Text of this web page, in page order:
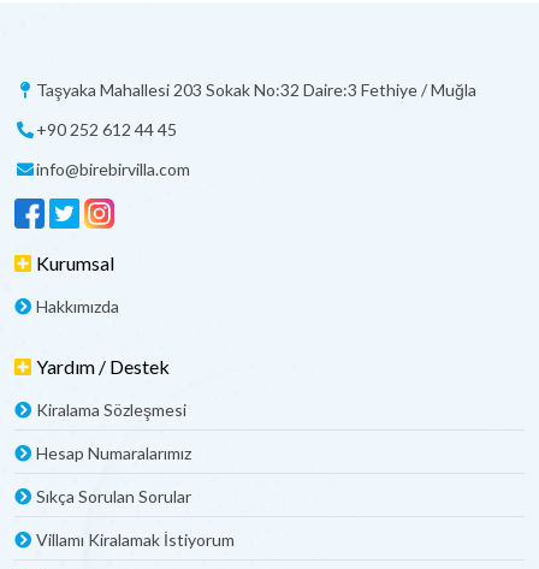
Taşyaka Mahallesi 203 Sokak No:32 Daire:3 Fethiye / Muğla
+90 252 612 44 45
info@birebirvilla.com
Kurumsal
Hakkımızda
Yardım / Destek
Kiralama Sözleşmesi
Hesap Numaralarımız
Sıkça Sorulan Sorular
Villamı Kiralamak İstiyorum